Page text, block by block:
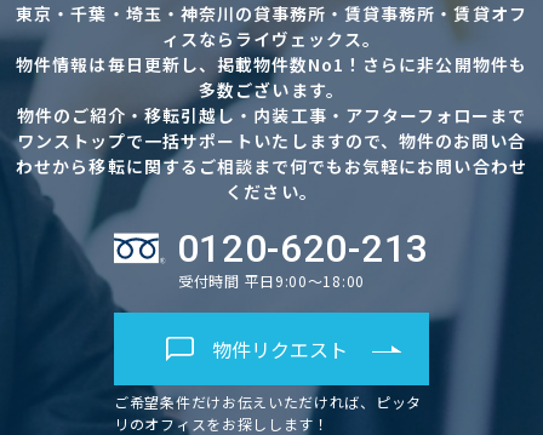
東京・千葉・埼玉・神奈川の貸事務所・賃貸事務所・賃貸オフ
ィスならライヴェックス。
物件情報は毎日更新し、掲載物件数No1！さらに非公開物件も
多数ございます。
物件のご紹介・移転引越し・内装工事・アフターフォローまで
ワンストップで一括サポートいたしますので、物件のお問い合
わせから移転に関するご相談まで何でもお気軽にお問い合わせ
ください。
0120-620-213
受付時間 平日9:00～18:00
物件リクエスト
ご希望条件だけお伝えいただければ、ピッタ
リのオフィスをお探しします！